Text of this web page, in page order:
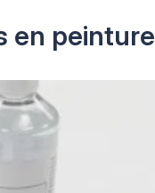
en peinture